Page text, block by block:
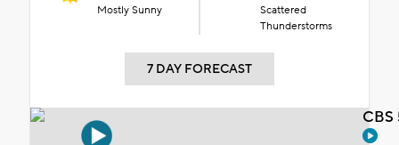
Mostly Sunny
Scattered
Thunderstorms
7 DAY FORECAST